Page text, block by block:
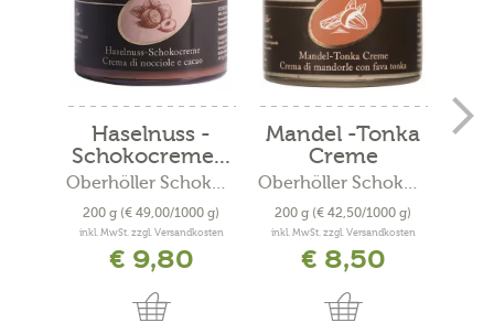
Haselnuss -
Schokocreme...
Oberhöller Schokolade
200 g (€ 49,00/1000 g)
inkl. MwSt. zzgl. Versandkosten
€ 9,80
Mandel -Tonka
Creme
Oberhöller Schokolade
200 g (€ 42,50/1000 g)
inkl. MwSt. zzgl. Versandkosten
€ 8,50